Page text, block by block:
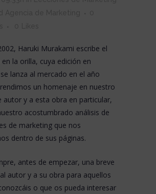
Haruki Murakami escribe el
en la orilla, cuya edición en
lanza al mercado en el año
un homenaje en nuestro
autor y a esta obra en particular,
acostumbrado análisis de
de marketing que nos
dentro de sus páginas.
antes de empezar, una breve
autor y a su obra para aquellos
o que os pueda interesar